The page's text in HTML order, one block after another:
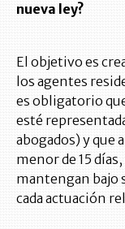
nueva ley?
El objetivo es
los agentes
es obligatorio
esté
abogados) y que
menor de 15
mantengan bajo
cada actuación